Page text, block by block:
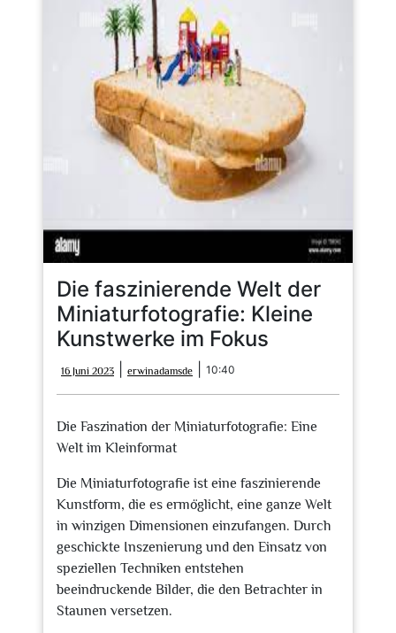
Die faszinierende Welt der
Miniaturfotografie: Kleine
Kunstwerke im Fokus
16 Juni 2023
Juni
2023
erwinadamsde erwinadamsde
10:40
Die Faszination der Miniaturfotografie: Eine
Welt im Kleinformat
Die Miniaturfotografie ist eine faszinierende
Kunstform, die es ermöglicht, eine ganze Welt
in winzigen Dimensionen einzufangen. Durch
geschickte Inszenierung und den Einsatz von
speziellen Techniken entstehen
beeindruckende Bilder, die den Betrachter in
Staunen versetzen.